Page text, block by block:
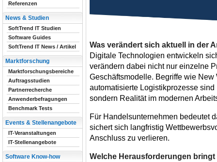
Was verändert sich aktuell in der
Digitale Technologien entwickeln
verändern dabei nicht nur einzelne
Geschäftsmodelle. Begriffe wie
automatisierte Logistikprozesse
sondern Realität im modernen
Für Handelsunternehmen bedeutet
sichert sich langfristig
Anschluss zu verlieren.
Welche Herausforderungen
Referenzen
News & Studien
SoftTrend IT Studien
Software Guides
SoftTrend IT News / Artikel
Marktforschung
Marktforschungsbereiche
Auftragsstudien
Partnerrecherche
Anwenderbefragungen
Benchmark Tests
Events & Stellenangebote
IT-Veranstaltungen
IT-Stellenangebote
Software Know-how